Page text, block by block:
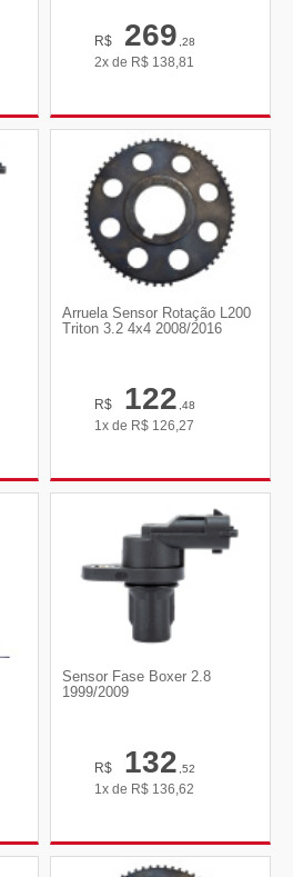
R$ 269,28
2x de R$ 138,81
Arruela Sensor Rotação L200
Triton 3.2 4x4 2008/2016
R$ 122,48
1x de R$ 126,27
Sensor Fase Boxer 2.8
1999/2009
R$ 132,52
1x de R$ 136,62